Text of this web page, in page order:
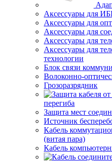
Аксессуары для
Аксессуары для
Аксессуары для
Аксессуары для
Аксессуары для
технологии
Блок связи
Волоконно-
Грозоразрядник
перегиба
Защита мест
Источник
Кабель
(витая пара)
Кабель